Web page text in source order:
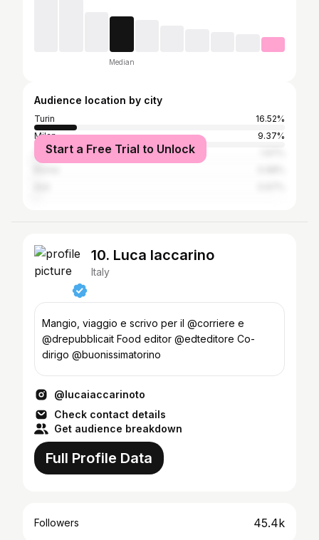
Median
Audience location by city
Turin
16.52%
Milan
9.37%
Genoa
Start a Free Trial to Unlock
10. Luca Iaccarino
Italy
Mangio, viaggio e scrivo per il @corriere e
@drepubblicait Food editor @edteditore Co-
dirigo @buonissimatorino
@lucaiaccarinoto
Check contact details
Get audience breakdown
Full Profile Data
Followers 45.4k